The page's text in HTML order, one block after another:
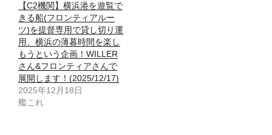
【C2機関】横浜港を遊覧で
きる船(フロンティアルー
ツ)を提督専用で貸し切り運
用、横浜の薄暮時間を楽し
もうという企画！WILLER
さん&フロンティアさんで
展開します！(2025/12/17)
2025年12月18日
艦これ